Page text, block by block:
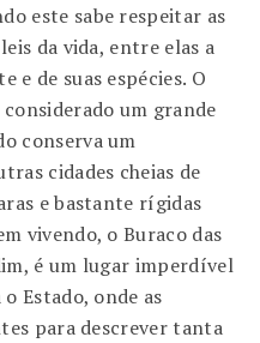
este sabe respeitar as
da vida, entre elas a
e de suas espécies. O
um grande
conserva um
cidades cheias de
e bastante rígidas
vivendo, o Buraco das
é um lugar imperdível
Estado, onde as
para descrever tanta